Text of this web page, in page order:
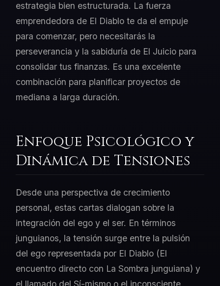
estrategia bien estructurada. La fuerza
emprendedora de El Diablo te da el empuje
para comenzar, pero necesitarás la
perseverancia y la sabiduría de El Juicio para
consolidar tus finanzas. Es una excelente
combinación para planificar proyectos de
mediana a larga duración.
Enfoque Psicológico y
Dinámica de Tensiones
Desde una perspectiva de crecimiento
personal, estas cartas dialogan sobre la
integración del ego y el ser. En términos
junguianos, la tensión surge entre la pulsión
del ego representada por El Diablo (El
encuentro directo con La Sombra junguiana) y